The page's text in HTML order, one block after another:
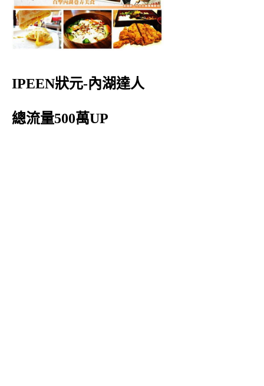
IPEEN狀元-內湖達人
總流量500萬UP